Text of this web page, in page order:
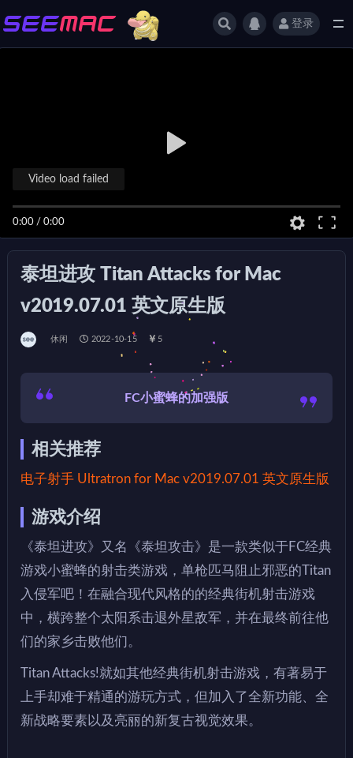
登录
0:00 / 0:00
Video load failed
泰坦进攻 Titan Attacks for Mac
v2019.07.01 英文原生版
休闲 2022-10-15 5
FC小蜜蜂的加强版
相关推荐
电子射手 Ultratron for Mac v2019.07.01 英文原生版
游戏介绍
《泰坦进攻》又名《泰坦攻击》是一款类似于FC经典
游戏小蜜蜂的射击类游戏，单枪匹马阻止邪恶的Titan
入侵军吧！在融合现代风格的的经典街机射击游戏
中，横跨整个太阳系击退外星敌军，并在最终前往他
们的家乡击败他们。
Titan Attacks!就如其他经典街机射击游戏，有著易于
上手却难于精通的游玩方式，但加入了全新功能、全
新战略要素以及亮丽的新复古视觉效果。